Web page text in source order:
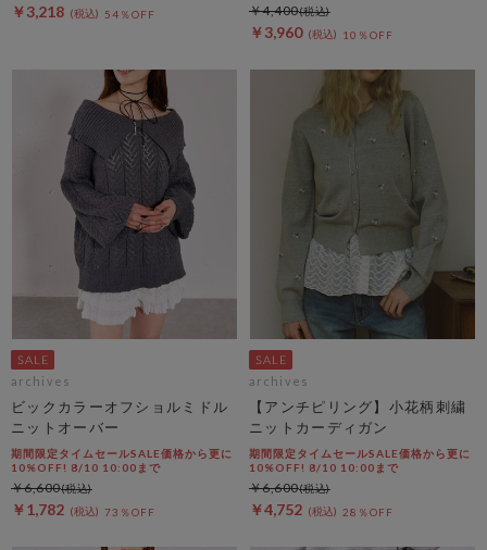
￥3,218 54％OFF
￥3,960 10％OFF
￥4,400
archives
ビックカラーオフショルミドル
ニットオーバー
期間限定タイムセールSALE価格から更に
10%OFF! 8/10 10:00まで
￥1,782 73％OFF
￥6,600
archives
【アンチピリング】小花柄刺繍
ニットカーディガン
期間限定タイムセールSALE価格から更に
10%OFF! 8/10 10:00まで
￥4,752 28％OFF
￥6,600